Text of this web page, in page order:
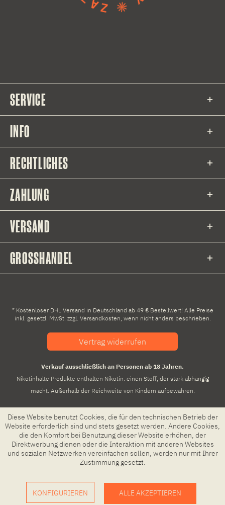
SERVICE
INFO
RECHTLICHES
ZAHLUNG
VERSAND
GROSSHANDEL
* Kostenloser DHL Versand in Deutschland ab 49 € Bestellwert! Alle Preise
inkl. gesetzl. MwSt. zzgl. Versandkosten, wenn nicht anders beschrieben.
Vertrag widerrufen
Verkauf ausschließlich an Personen ab 18 Jahren.
Nikotinhalte Produkte enthalten Nikotin: einen Stoff, der stark abhängig
macht. Außerhalb der Reichweite von Kindern aufbewahren.
Diese Website benutzt Cookies, die für den technischen Betrieb der
Website erforderlich sind und stets gesetzt werden. Andere Cookies,
die den Komfort bei Benutzung dieser Website erhöhen, der
Direktwerbung dienen oder die Interaktion mit anderen Websites
und sozialen Netzwerken vereinfachen sollen, werden nur mit Ihrer
Zustimmung gesetzt.
KONFIGURIEREN ALLE AKZEPTIEREN